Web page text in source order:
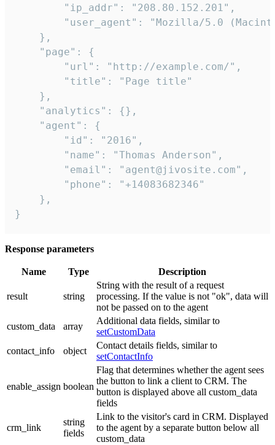
        "ip_addr": "208.80.152.201",
"user_agent": "Mozilla/5.0
    },
    "page": {
        "url": "http://example.com/",
        "title": "Page title"
    },
    "analytics": {},
    "agent": {
        "id": "2016",
        "name": "Thomas Anderson",
        "email": "agent@jivosite.com",
        "phone": "+14083682346"
    },
}
Response parameters
Name Type Description
result string
String with the result of a request
processing. If the value is not "ok", data will
not be passed on to the agent
custom_data
array
Additional data fields, similar to
setCustomData
contact_info
object
Contact details fields, similar to
setContactInfo
enable_assign boolean
Flag that determines whether the agent sees
the button to link a client to CRM. The
button is displayed above all custom_data
fields
crm_link
string
fields
Link to the visitor's card in CRM. Displayed
to the agent by a separate button below all
custom_data